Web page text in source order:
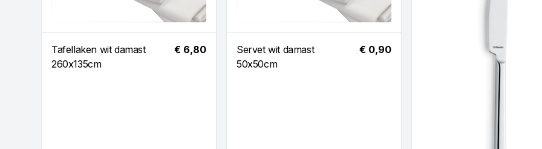
Tafellaken wit damast
260x135cm
€ 6,80
Servet wit damast
50x50cm
€ 0,90